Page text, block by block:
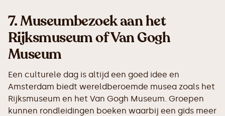
7.Museumbezoek aan het
Rijksmuseum of Van Gogh
Museum
Een culturele dag is altijd een goed idee en
Amsterdam biedt wereldberoemde musea zoals het
Rijksmuseum en het Van Gogh Museum. Groepen
kunnen rondleidingen boeken waarbij een gids meer